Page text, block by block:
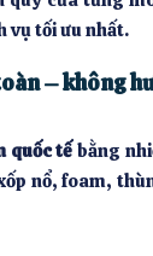
vụ tối ưu nhất.
– không
quốc tếbằng
nổ, foam,